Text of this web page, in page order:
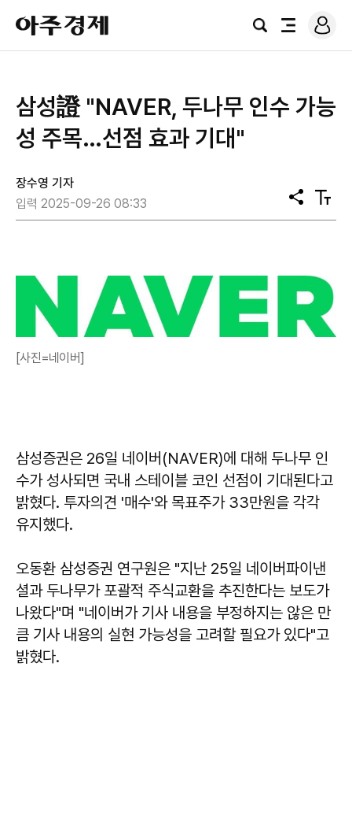
아
주
경
검
전
로
그
삼성證 "NAVER, 두나무 인수 가능
성 주목…선점 효과 기대"
장수영 기자
입력 2025-09-26 08:33
공
유
텍
스
[사진=네이버]
삼성증권은 26일 네이버(NAVER)에 대해 두나무 인
수가 성사되면 국내 스테이블 코인 선점이 기대된다고
밝혔다. 투자의견 '매수'와 목표주가 33만원을 각각
유지했다.
오동환 삼성증권 연구원은 "지난 25일 네이버파이낸
셜과 두나무가 포괄적 주식교환을 추진한다는 보도가
나왔다"며 "네이버가 기사 내용을 부정하지는 않은 만
큼 기사 내용의 실현 가능성을 고려할 필요가 있다"고
밝혔다.